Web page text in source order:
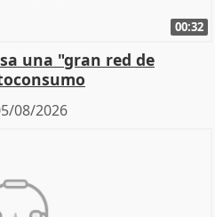
00:32
una "gran red de
08/2026